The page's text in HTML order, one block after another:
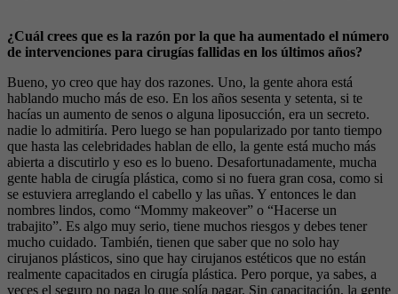
¿Cuál crees que es la razón por la que ha aumentado el número
de intervenciones para cirugías fallidas en los últimos años?
Bueno, yo creo que hay dos razones. Uno, la gente ahora está
hablando mucho más de eso. En los años sesenta y setenta, si te
hacías un aumento de senos o alguna liposucción, era un secreto.
nadie lo admitiría. Pero luego se han popularizado por tanto tiempo
que hasta las celebridades hablan de ello, la gente está mucho más
abierta a discutirlo y eso es lo bueno. Desafortunadamente, mucha
gente habla de cirugía plástica, como si no fuera gran cosa, como si
se estuviera arreglando el cabello y las uñas. Y entonces le dan
nombres lindos, como “Mommy makeover” o “Hacerse un
trabajito”. Es algo muy serio, tiene muchos riesgos y debes tener
mucho cuidado. También, tienen que saber que no solo hay
cirujanos plásticos, sino que hay cirujanos estéticos que no están
realmente capacitados en cirugía plástica. Pero porque, ya sabes, a
veces el seguro no paga lo que solía pagar. Sin capacitación, la gente